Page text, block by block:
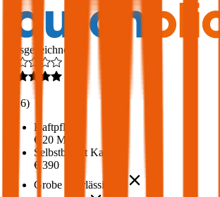
Ausgezeichnet
216)
Haftpflicht
€ 20 Mio.
Selbstbehalt Kasko
€ 390
Grobe Fahrlässigkeit